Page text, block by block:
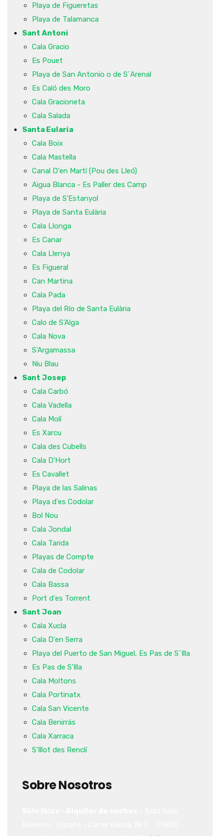
Playa de Figueretas
Playa de Talamanca
Sant Antoni
Cala Gracio
Es Pouet
Playa de San Antonio o de S´Arenal
Es Caló des Moro
Cala Gracioneta
Cala Salada
Santa Eularia
Cala Boix
Cala Mastella
Canal D'en Martí (Pou des Lleó)
Aigua Blanca - Es Paller des Camp
Playa de S'Estanyol
Playa de Santa Eulària
Cala Llonga
Es Canar
Cala Llenya
Es Figueral
Can Martina
Cala Pada
Playa del Río de Santa Eulària
Calo de S'Alga
Cala Nova
S'Argamassa
Niu Blau
Sant Josep
Cala Carbó
Cala Vadella
Cala Molí
Es Xarcu
Cala des Cubells
Cala D'Hort
Es Cavallet
Playa de las Salinas
Playa d'es Codolar
Bol Nou
Cala Jondal
Cala Tarida
Playas de Compte
Cala de Codolar
Cala Bassa
Port d'es Torrent
Sant Joan
Cala Xucla
Cala D'en Serra
Playa del Puerto de San Miguel, Es Pas de S´Illa
Es Pas de S'Illa
Cala Moltons
Cala Portinatx
Cala San Vicente
Cala Benirrás
Cala Xarraca
S'Illot des Renclí
Sobre Nosotros